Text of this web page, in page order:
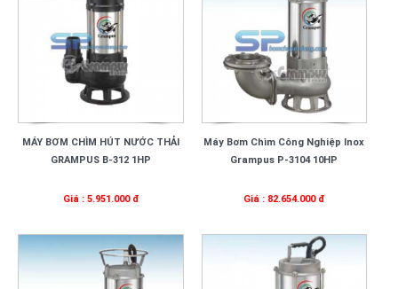
MÁY BƠM CHÌM HÚT NƯỚC THẢI
GRAMPUS B-312 1HP
Giá : 5.951.000 đ
Máy Bơm Chìm Công Nghiệp Inox
Grampus P-3104 10HP
Giá : 82.654.000 đ